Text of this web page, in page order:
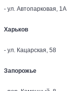
- ул. Автопарковая, 1А
Харьков
- ул. Кацарская, 58
Запорожье